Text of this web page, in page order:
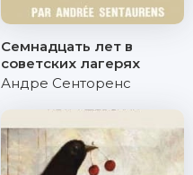
Семнадцать лет в
советских лагерях
Андре Сенторенс